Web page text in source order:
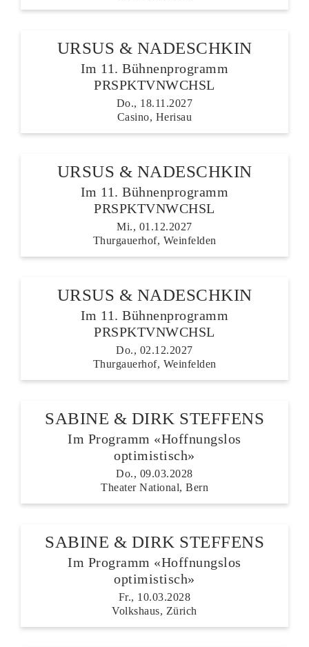
URSUS & NADESCHKIN
Im 11. Bühnenprogramm
PRSPKTVNWCHSL
Do., 18.11.2027
Casino, Herisau
URSUS & NADESCHKIN
Im 11. Bühnenprogramm
PRSPKTVNWCHSL
Mi., 01.12.2027
Thurgauerhof, Weinfelden
URSUS & NADESCHKIN
Im 11. Bühnenprogramm
PRSPKTVNWCHSL
Do., 02.12.2027
Thurgauerhof, Weinfelden
SABINE & DIRK STEFFENS
Im Programm «Hoffnungslos
optimistisch»
Do., 09.03.2028
Theater National, Bern
SABINE & DIRK STEFFENS
Im Programm «Hoffnungslos
optimistisch»
Fr., 10.03.2028
Volkshaus, Zürich